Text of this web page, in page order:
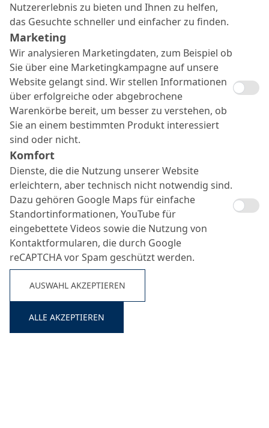
Suche ...
Nutzererlebnis zu bieten und Ihnen zu helfen,
das Gesuchte schneller und einfacher zu finden.
Marketing
Wir analysieren Marketingdaten, zum Beispiel ob
Sie über eine Marketingkampagne auf unsere
Website gelangt sind. Wir stellen Informationen
über erfolgreiche oder abgebrochene
Warenkörbe bereit, um besser zu verstehen, ob
Sie an einem bestimmten Produkt interessiert
sind oder nicht.
Komfort
Dienste, die die Nutzung unserer Website
erleichtern, aber technisch nicht notwendig sind.
Dazu gehören Google Maps für einfache
Standortinformationen, YouTube für
eingebettete Videos sowie die Nutzung von
Kontaktformularen, die durch Google
reCAPTCHA vor Spam geschützt werden.
AUSWAHL AKZEPTIEREN
ALLE AKZEPTIEREN